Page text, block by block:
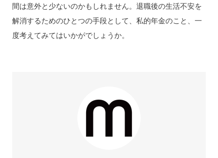
間は意外と少ないのかもしれません。退職後の生活不安を
解消するためのひとつの手段として、私的年金のこと、一
度考えてみてはいかがでしょうか。